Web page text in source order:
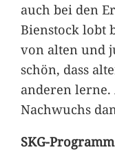
auch bei den
Bienstock lobt
von alten und
schön, dass
anderen lerne.
Nachwuchs
SKG-